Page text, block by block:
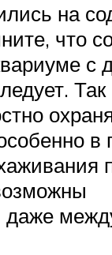
на
что
с
Так
в
даже